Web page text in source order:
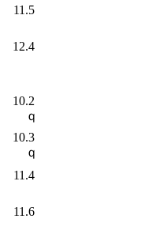
11.5
12.4
10.2
ｑ
10.3
ｑ
11.4
11.6